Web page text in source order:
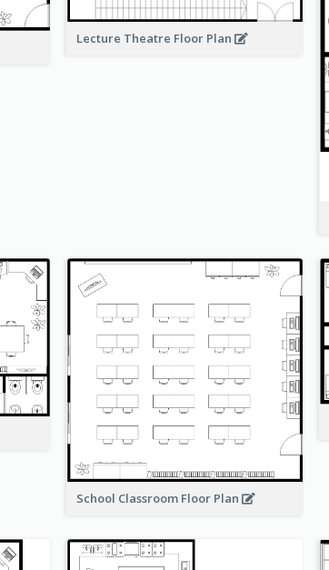
Lecture Theatre Floor Plan
School Classroom Floor Plan